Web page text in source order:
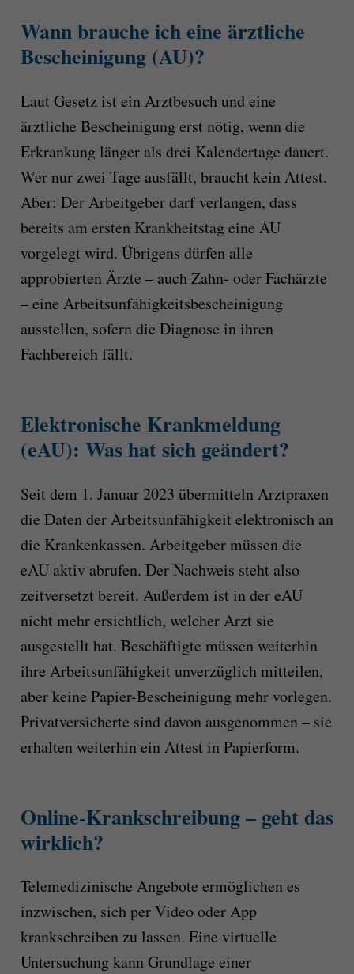
Wann brauche ich eine ärztliche
Bescheinigung (AU)?
Laut Gesetz ist ein Arztbesuch und eine
ärztliche Bescheinigung erst nötig, wenn die
Erkrankung länger als drei Kalendertage dauert.
Wer nur zwei Tage ausfällt, braucht kein Attest.
Aber: Der Arbeitgeber darf verlangen, dass
bereits am ersten Krankheitstag eine AU
vorgelegt wird. Übrigens dürfen alle
approbierten Ärzte – auch Zahn- oder Fachärzte
– eine Arbeitsunfähigkeitsbescheinigung
ausstellen, sofern die Diagnose in ihren
Fachbereich fällt.
Elektronische Krankmeldung
(eAU): Was hat sich geändert?
Seit dem 1. Januar 2023 übermitteln Arztpraxen
die Daten der Arbeitsunfähigkeit elektronisch an
die Krankenkassen. Arbeitgeber müssen die
eAU aktiv abrufen. Der Nachweis steht also
zeitversetzt bereit. Außerdem ist in der eAU
nicht mehr ersichtlich, welcher Arzt sie
ausgestellt hat. Beschäftigte müssen weiterhin
ihre Arbeitsunfähigkeit unverzüglich mitteilen,
aber keine Papier-Bescheinigung mehr vorlegen.
Privatversicherte sind davon ausgenommen – sie
erhalten weiterhin ein Attest in Papierform.
Online-Krankschreibung – geht das
wirklich?
Telemedizinische Angebote ermöglichen es
inzwischen, sich per Video oder App
krankschreiben zu lassen. Eine virtuelle
Untersuchung kann Grundlage einer